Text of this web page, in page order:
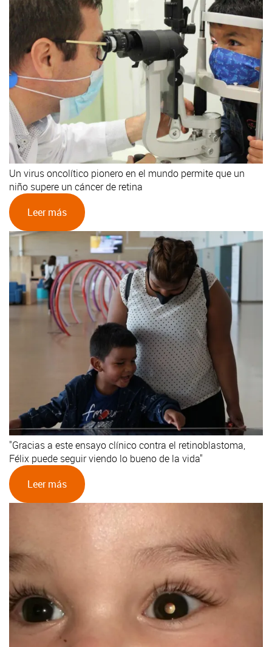
Un virus oncolítico pionero en el mundo permite que un
niño supere un cáncer de retina
Leer más
"Gracias a este ensayo clínico contra el retinoblastoma,
Félix puede seguir viendo lo bueno de la vida"
Leer más